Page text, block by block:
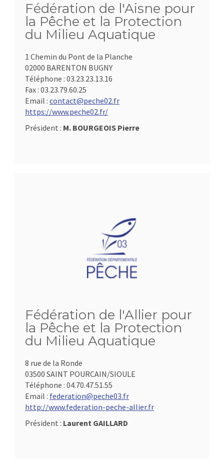
Fédération de l'Aisne pour
la Pêche et la Protection
du Milieu Aquatique
1 Chemin du Pont de la Planche
02000 BARENTON BUGNY
Téléphone : 03.23.23.13.16
Fax : 03.23.79.60.25
Email : contact@peche02.fr
https://www.peche02.fr/
Président : M. BOURGEOIS Pierre
Fédération de l'Allier pour
la Pêche et la Protection
du Milieu Aquatique
8 rue de la Ronde
03500 SAINT POURCAIN/SIOULE
Téléphone : 04.70.47.51.55
Email : federation@peche03.fr
http://www.federation-peche-allier.fr
Président : Laurent GAILLARD